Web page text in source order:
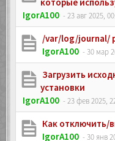
IgorA100 - 23 авг 2025,
/var/log/journal/
IgorA100 - 30 мар
Загрузить
установки
IgorA100 - 23 фев 2025,
Как отключить/
IgorA100 - 30 янв